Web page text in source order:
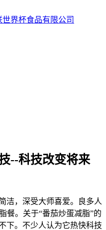
--科技改变将来
，深受大师喜爱。良多人
餐。关于“番茄炒蛋减脂”的
下。不少人认为它热快科技